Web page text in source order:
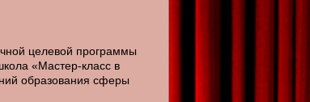
целевой программы
«Мастер-класс в
образования сферы